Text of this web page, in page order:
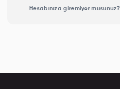
Hesabınıza giremiyor musunuz?